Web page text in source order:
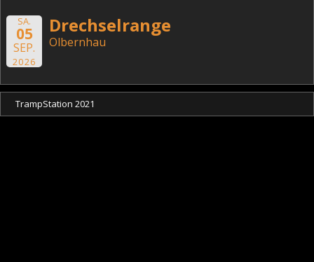
SA.
05
SEP.
2026
Drechselrange
Olbernhau
TrampStation 2021